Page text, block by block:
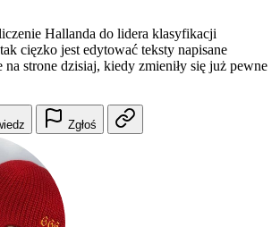
Hallanda do lidera klasyfikacji
cięzko jest edytować teksty napisane
strone dzisiaj, kiedy zmieniły się już pewne
Zgłoś